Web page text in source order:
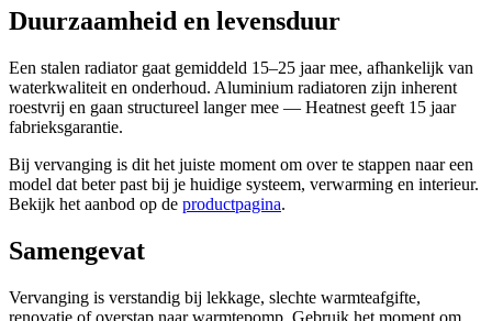
Duurzaamheid en levensduur
Een stalen radiator gaat gemiddeld 15–25 jaar mee, afhankelijk van
waterkwaliteit en onderhoud. Aluminium radiatoren zijn inherent
roestvrij en gaan structureel langer mee — Heatnest geeft 15 jaar
fabrieksgarantie.
Bij vervanging is dit het juiste moment om over te stappen naar een
model dat beter past bij je huidige systeem, verwarming en interieur.
Bekijk het aanbod op de productpagina.
Samengevat
Vervanging is verstandig bij lekkage, slechte warmteafgifte,
renovatie of overstap naar warmtepomp. Gebruik het moment om